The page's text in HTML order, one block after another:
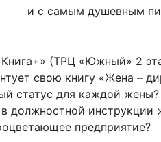
и с самым душевным
(ТРЦ «Южный» 2
свою книгу «Жена –
статус для каждой
должностной
предприятие?